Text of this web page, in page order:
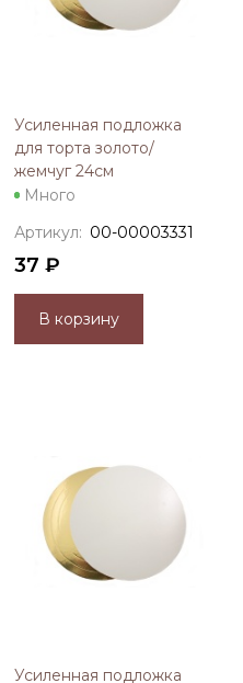
Усиленная подложка
для торта золото/
жемчуг 24см
Много
Артикул: 00-00003331
37 ₽
В корзину
Усиленная подложка